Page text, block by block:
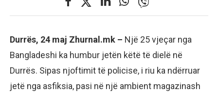
Durrës, 24 maj Zhurnal.mk – Një 25 vjeçar nga
Bangladeshi ka humbur jetën këtë të dielë në
Durrës. Sipas njoftimit të policise, i riu ka ndërruar
jetë nga asfiksia, pasi në një ambient magazinash